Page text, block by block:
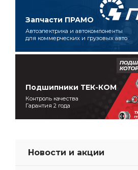
Запчасти ПРАМО
Автоэлектрика и автокомпоненты
для коммерческих и грузовых авто
Подшипники ТЕК-КОМ
Контроль качества
Гарантия 2 года
Новости и акции